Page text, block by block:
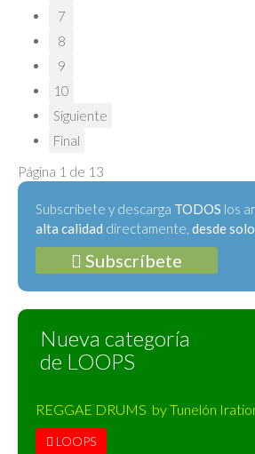
7
8
9
10
Siguiente
Final
Página 1 de 13
Subscríbete y descarga TODOS los
alta calidad directamente, desde
Subscríbete
Nueva categoría
de LOOPS
REGGAE DRUMS by Tunelón
LOOPS